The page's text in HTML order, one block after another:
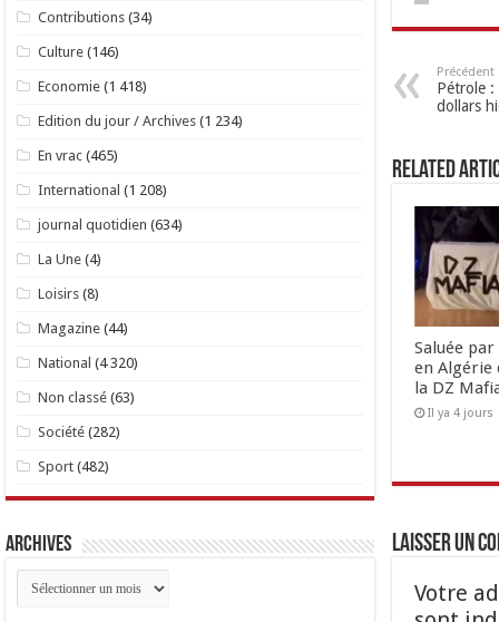
Précédent
Pétrole :
dollars
Related
Saluée
en Algérie
la DZ
Il ya 4 jours
Laisser un
Votre
Contributions (34)
Culture (146)
Economie (1 418)
Edition du jour / Archives (1 234)
En vrac (465)
International (1 208)
journal quotidien (634)
La Une (4)
Loisirs (8)
Magazine (44)
National (4 320)
Non classé (63)
Société (282)
Sport (482)
Archives
Archives